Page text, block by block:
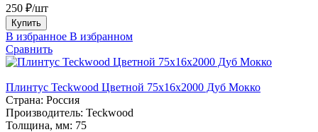
250 ₽/шт
Купить
В избранное В избранном
Сравнить
Плинтус Teckwood Цветной 75х16х2000 Дуб Мокко
Страна: Россия
Производитель: Teckwood
Толщина, мм: 75